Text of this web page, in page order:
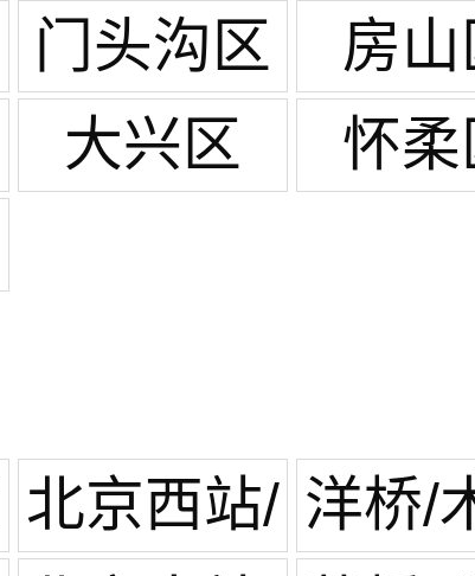
门头沟区
房
大兴区
怀柔
北京西站/ 洋桥/